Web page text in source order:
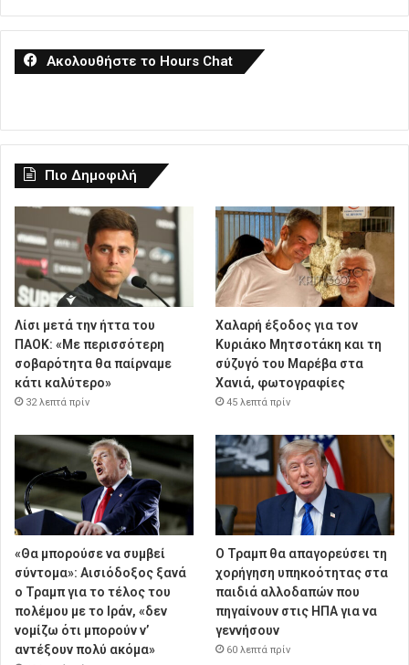
Ακολουθήστε το Hours Chat
Πιο Δημοφιλή
Λίσι μετά την ήττα του
ΠΑΟΚ: «Με περισσότερη
σοβαρότητα θα παίρναμε
κάτι καλύτερο»
32 λεπτά πρίν
Χαλαρή έξοδος για τον
Κυριάκο Μητσοτάκη και τη
σύζυγό του Μαρέβα στα
Χανιά, φωτογραφίες
45 λεπτά πρίν
«Θα μπορούσε να συμβεί
σύντομα»: Αισιόδοξος ξανά
ο Τραμπ για το τέλος του
πολέμου με το Ιράν, «δεν
νομίζω ότι μπορούν ν’
αντέξουν πολύ ακόμα»
Ο Τραμπ θα απαγορεύσει τη
χορήγηση υπηκοότητας στα
παιδιά αλλοδαπών που
πηγαίνουν στις ΗΠΑ για να
γεννήσουν
60 λεπτά πρίν